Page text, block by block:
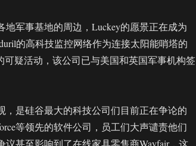
军事基地的周边，Luckey的愿景正在成为
的高科技监控网络作为连接太阳能哨塔的
可疑活动，该公司已与美国和英国军事机构签
是硅谷最大的科技公司们目前正在争论的
等领先的软件公司，员工们大声谴责他们
甚至影响到了在线家具零售商Wayfair，这